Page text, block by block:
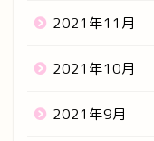
2021年11月
2021年10月
2021年9月